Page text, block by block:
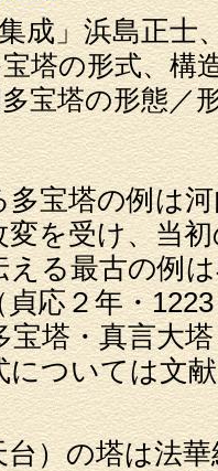
成」浜島正
塔の形式、構
の形態／形
多宝塔の例は
変を受け、当
える最古の例
貞応２年・
宝塔・真言大
については文
台）の塔は法